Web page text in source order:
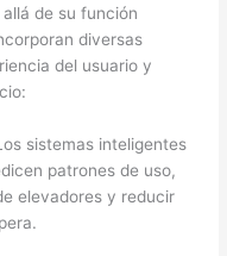
de su función
diversas
del usuario y
sistemas inteligentes
patrones de uso,
elevadores y reducir